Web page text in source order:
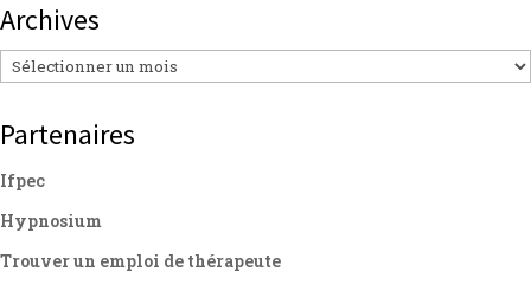
Archives
Archives
Partenaires
Ifpec
Hypnosium
Trouver un emploi de thérapeute